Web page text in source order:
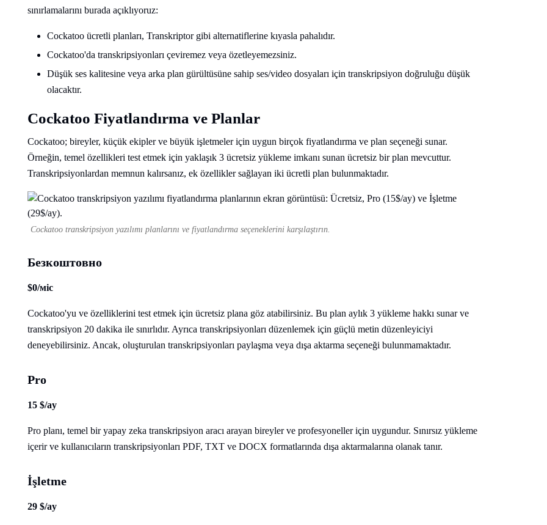
sınırlamalarını burada açıklıyoruz:
Cockatoo ücretli planları, Transkriptor gibi alternatiflerine kıyasla pahalıdır.
Cockatoo'da transkripsiyonları çeviremez veya özetleyemezsiniz.
Düşük ses kalitesine veya arka plan gürültüsüne sahip ses/video dosyaları için transkripsiyon doğruluğu düşük
olacaktır.
Cockatoo Fiyatlandırma ve Planlar
Cockatoo; bireyler, küçük ekipler ve büyük işletmeler için uygun birçok fiyatlandırma ve plan seçeneği sunar.
Örneğin, temel özellikleri test etmek için yaklaşık 3 ücretsiz yükleme imkanı sunan ücretsiz bir plan mevcuttur.
Transkripsiyonlardan memnun kalırsanız, ek özellikler sağlayan iki ücretli plan bulunmaktadır.
Cockatoo transkripsiyon yazılımı planlarını ve fiyatlandırma seçeneklerini karşılaştırın.
Безкоштовно
$0/міс
Cockatoo'yu ve özelliklerini test etmek için ücretsiz plana göz atabilirsiniz. Bu plan aylık 3 yükleme hakkı sunar ve
transkripsiyon 20 dakika ile sınırlıdır. Ayrıca transkripsiyonları düzenlemek için güçlü metin düzenleyiciyi
deneyebilirsiniz. Ancak, oluşturulan transkripsiyonları paylaşma veya dışa aktarma seçeneği bulunmamaktadır.
Pro
15 $/ay
Pro planı, temel bir yapay zeka transkripsiyon aracı arayan bireyler ve profesyoneller için uygundur. Sınırsız yükleme
içerir ve kullanıcıların transkripsiyonları PDF, TXT ve DOCX formatlarında dışa aktarmalarına olanak tanır.
İşletme
29 $/ay